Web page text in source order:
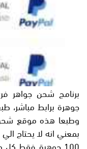
جوهرة برابط مباشر،
بمعني انه لا يحتاج